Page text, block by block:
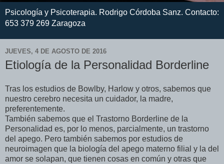
Psicología y Psicoterapia. Rodrigo Córdoba Sanz. Contacto:
653 379 269 Zaragoza
JUEVES, 4 DE AGOSTO DE 2016
Etiología de la Personalidad Borderline
Tras los estudios de Bowlby, Harlow y otros, sabemos que
nuestro cerebro necesita un cuidador, la madre,
preferentemente.
También sabemos que el Trastorno Borderline de la
Personalidad es, por lo menos, parcialmente, un trastorno
del apego. Pero también sabemos por estudios de
neuroimagen que la biología del apego materno filial y la del
amor se solapan, que tienen cosas en común y otras que